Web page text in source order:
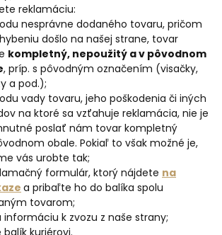
reklamáciu:
nesprávne dodaného tovaru, pričom
došlo na našej strane, tovar
kompletný, nepoužitý a v pôvodnom
, príp. s pôvodným označením (visačky,
a pod.);
vady tovaru, jeho poškodenia či iných
na ktoré sa vzťahuje reklamácia, nie je
poslať nám tovar kompletný
obale. Pokiaľ to však možné je,
vás urobte tak;
formulár, ktorý nájdete na
a pribaľte ho do balíka spolu
tovarom;
informáciu k zvozu z naše strany;